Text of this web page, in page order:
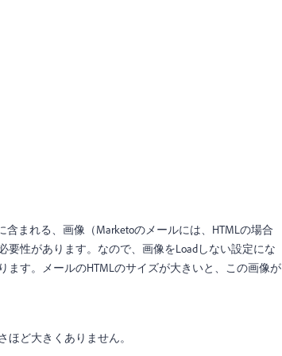
まれる、画像（Marketoのメールには、HTMLの場合
性があります。なので、画像をLoadしない設定にな
す。メールのHTMLのサイズが大きいと、この画像が
ど大きくありません。